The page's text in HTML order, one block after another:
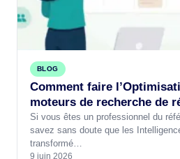
BLOG
Comment faire
moteurs de recherche de
Si vous êtes un professionnel du
savez sans doute que les
transformé…
9 juin 2026